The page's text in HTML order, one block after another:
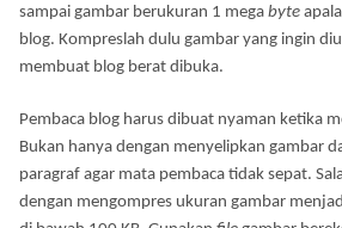
sampai gambar berukuran 1 mega byte
blog. Kompreslah dulu gambar yang ingin
membuat blog berat dibuka.
Pembaca blog harus dibuat nyaman ketika
Bukan hanya dengan menyelipkan gambar
paragraf agar mata pembaca tidak sepat.
dengan mengompres ukuran gambar